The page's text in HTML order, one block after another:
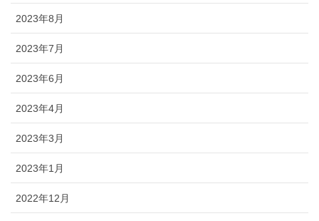
2023年8月
2023年7月
2023年6月
2023年4月
2023年3月
2023年1月
2022年12月